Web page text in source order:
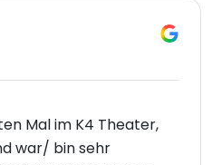
Mal im K4 Theater,
war/ bin sehr